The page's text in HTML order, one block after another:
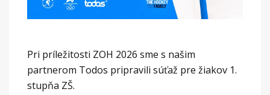
Pri príležitosti ZOH 2026 sme s našim
partnerom Todos pripravili súťaž pre žiakov 1.
stupňa ZŠ.